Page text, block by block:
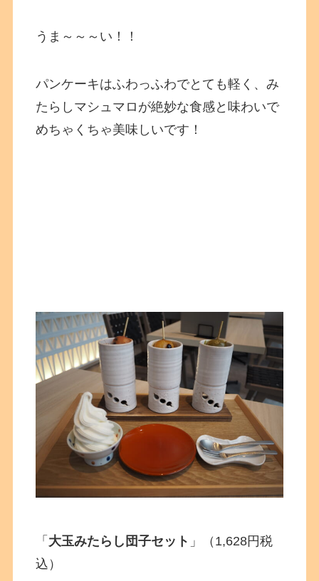
うま～～～い！！
パンケーキはふわっふわでとても軽く、み
たらしマシュマロが絶妙な食感と味わいで
めちゃくちゃ美味しいです！
「 大玉みたらし団子セット 」（1,628円税
込）